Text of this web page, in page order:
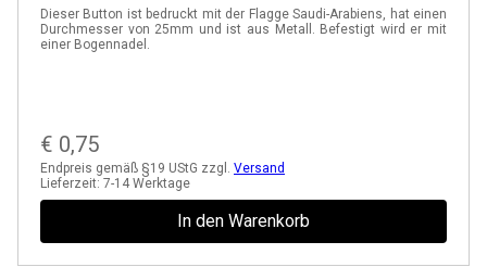
Dieser Button ist bedruckt mit der Flagge Saudi-Arabiens, hat einen
Durchmesser von 25mm und ist aus Metall. Befestigt wird er mit
einer Bogennadel.
€ 0,75
Endpreis gemäß §19 UStG zzgl. Versand
Lieferzeit: 7-14 Werktage
In den Warenkorb